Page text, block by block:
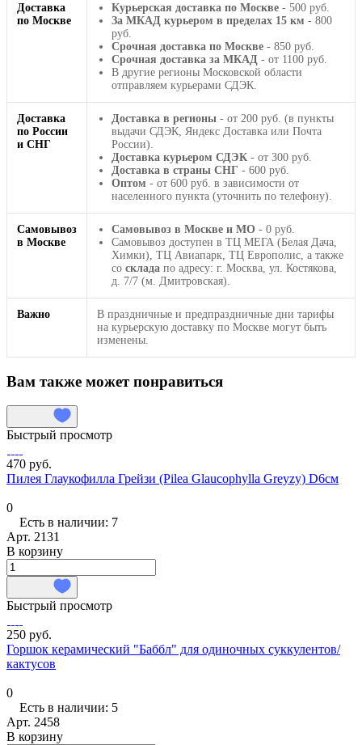
Доставка
по Москве
Курьерская доставка по Москве - 500 руб.
За МКАД курьером в пределах 15 км - 800
руб.
Срочная доставка по Москве - 850 руб.
Срочная доставка за МКАД - от 1100 руб.
В другие регионы Московской области
отправляем курьерами СДЭК.
Доставка
по России
и СНГ
Доставка в регионы - от 200 руб. (в пункты
выдачи СДЭК, Яндекс Доставка или Почта
России).
Доставка курьером СДЭК - от 300 руб.
Доставка в страны СНГ - 600 руб.
Оптом - от 600 руб. в зависимости от
населенного пункта (уточнить по телефону).
Самовывоз
в Москве
Самовывоз в Москве и МО - 0 руб.
Самовывоз доступен в ТЦ МЕГА (Белая Дача,
Химки), ТЦ Авиапарк, ТЦ Европолис, а также
со склада по адресу: г. Москва, ул. Костякова,
д. 7/7 (м. Дмитровская).
Важно
В праздничные и предпраздничные дни тарифы
на курьерскую доставку по Москве могут быть
изменены.
Вам также может понравиться
Быстрый просмотр
470 руб.
Пилея Глаукофилла Грейзи (Pilea Glaucophylla Greyzy) D6см
0
Есть в наличии: 7
Арт. 2131
В корзину
Быстрый просмотр
250 руб.
Горшок керамический "Баббл" для одиночных суккулентов/
кактусов
0
Есть в наличии: 5
Арт. 2458
В корзину